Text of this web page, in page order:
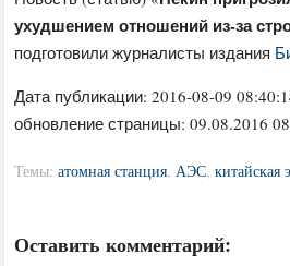
ухудшением отношений из-за
подготовили журналисты издания
Дата публикации:2016-08-09
обновление страницы: 09.08.2016
Темы:атомная станция,АЭС,китайская
Оставить комментарий: